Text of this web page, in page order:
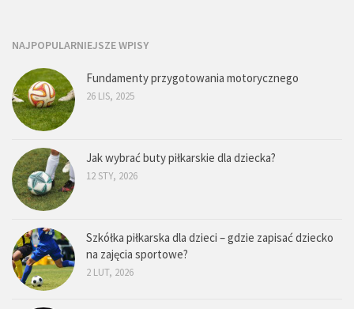
NAJPOPULARNIEJSZE WPISY
Fundamenty przygotowania motorycznego
26 LIS, 2025
Jak wybrać buty piłkarskie dla dziecka?
12 STY, 2026
Szkółka piłkarska dla dzieci – gdzie zapisać dziecko
na zajęcia sportowe?
2 LUT, 2026